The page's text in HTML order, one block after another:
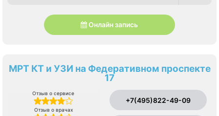
Онлайн запись
МРТ КТ и УЗИ на Федеративном проспекте
17
Отзыв о сервисе
Отзыв о врачах
+7(495)822-49-09